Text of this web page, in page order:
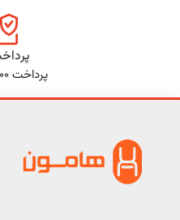
پرداخت 100% مطمئن